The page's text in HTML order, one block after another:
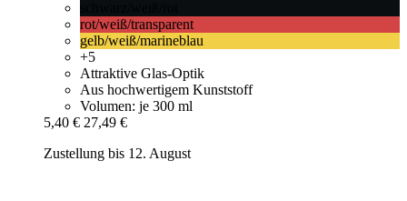
rot/weiß/transparent
gelb/weiß/marineblau
+5
Attraktive Glas-Optik
Aus hochwertigem Kunststoff
Volumen: je 300 ml
5,40 € 27,49 €
Zustellung bis 12. August